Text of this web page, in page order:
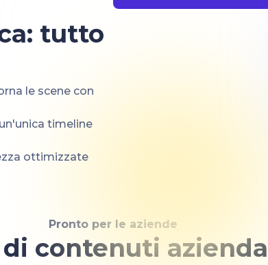
tutto
le scene con
timeline
ottimizzate
Pronto per le aziende
contenuti